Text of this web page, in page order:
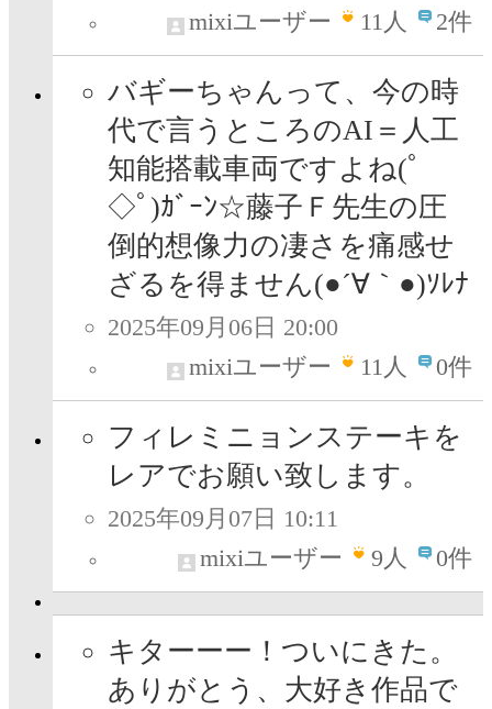
mixiユーザー
11人 2件
バギーちゃんって、今の時
代で言うところのAI＝人工
知能搭載車両ですよね(ﾟ
◇ﾟ)ｶﾞｰﾝ☆藤子Ｆ先生の圧
倒的想像力の凄さを痛感せ
ざるを得ません(●´∀｀●)ｿﾚﾅ
2025年09月06日 20:00
mixiユーザー
11人 0件
フィレミニョンステーキを
レアでお願い致します。
2025年09月07日 10:11
mixiユーザー
9人 0件
キターーー！ついにきた。
ありがとう、大好き作品で